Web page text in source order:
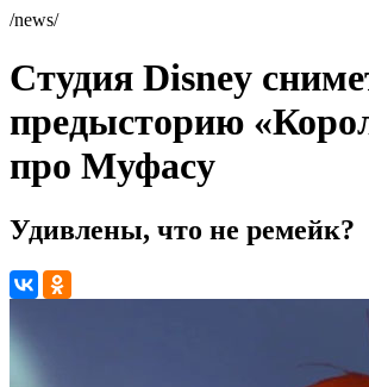
/news/
Студия Disney
предысторию
про Муфасу
Удивлены, что не ремейк?